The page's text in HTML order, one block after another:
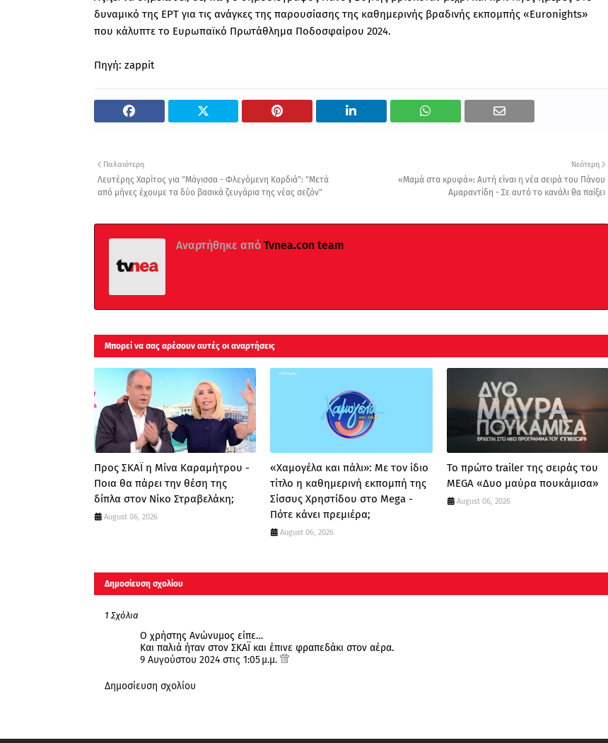
δυναμικό της ΕΡΤ για τις ανάγκες της παρουσίασης της καθημερινής βραδινής εκπομπής «Euronights»
που κάλυπτε το Ευρωπαϊκό Πρωτάθλημα Ποδοσφαίρου 2024.
Πηγή: zappit
Νεότερη
«Μαμά στα κρυφά»: Αυτή είναι η νέα σειρά του Πάνου
Αμαραντίδη - Σε αυτό το κανάλι θα παίξει
Παλαιότερη
Λευτέρης Χαρίτος για "Μάγισσα - Φλεγόμενη Καρδιά": "Μετά
από μήνες έχουμε τα δύο βασικά ζευγάρια της νέας σεζόν"
Αναρτήθηκε από Tvnea.con team
Μπορεί να σας αρέσουν αυτές οι αναρτήσεις
Προς ΣΚΑΪ η Μίνα Καραμήτρου -
Ποια θα πάρει την θέση της
δίπλα στον Νίκο Στραβελάκη;
August 06, 2026
«Χαμογέλα και πάλι»: Με τον ίδιο
τίτλο η καθημερινή εκπομπή της
Σίσσυς Χρηστίδου στο Mega -
Πότε κάνει πρεμιέρα;
August 06, 2026
Το πρώτο trailer της σειράς του
MEGA «Δυο μαύρα πουκάμισα»
August 06, 2026
Δημοσίευση σχολίου
1 Σχόλια
Ο χρήστης Ανώνυμος είπε…
Και παλιά ήταν στον ΣΚΑΪ και έπινε φραπεδάκι στον αέρα.
9 Αυγούστου 2024 στις 1:05 μ.μ.
Δημοσίευση σχολίου